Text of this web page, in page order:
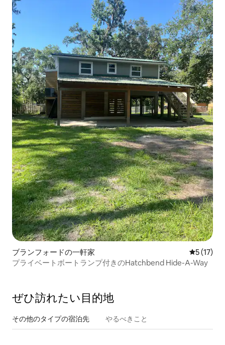
ブランフォードの一軒家 レビュー
5 (17)
プライベートボートランプ付きのHatchbend Hide-A-Way
ぜひ訪⁠れ⁠た⁠い目⁠的⁠地
その他のタ⁠イ⁠プ⁠の宿⁠泊⁠先 やるべきこと